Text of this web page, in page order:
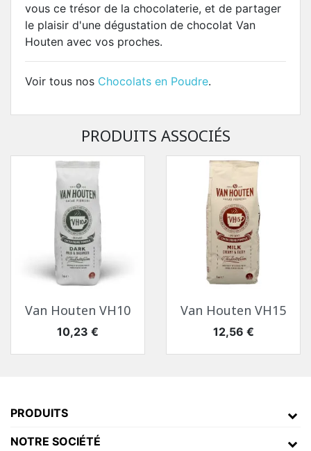
vous ce trésor de la chocolaterie, et de partager
le plaisir d'une dégustation de chocolat Van
Houten avec vos proches.
Voir tous nos Chocolats en Poudre.
PRODUITS ASSOCIÉS
Van Houten VH10
Prix
10,23 €
Van Houten VH15
Prix
12,56 €
PRODUITS
NOTRE SOCIÉTÉ